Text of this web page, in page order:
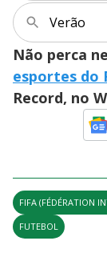
Verão
Não perca
esportes do
Record, no
FIFA (FÉDÉRATION
FUTEBOL